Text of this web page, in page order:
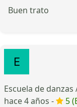
Buen trato
Escuela de
hace 4 años -
5